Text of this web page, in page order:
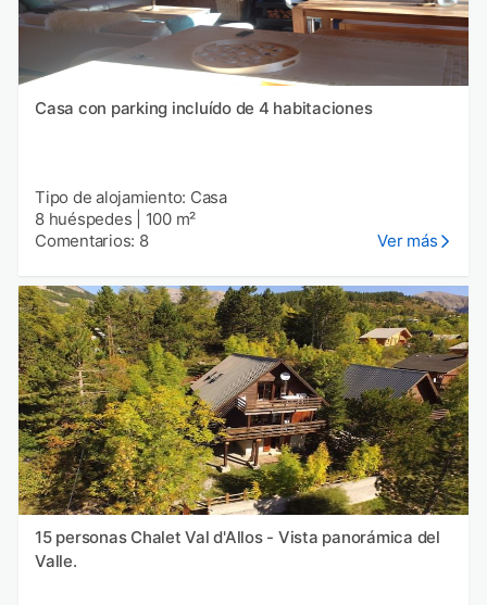
Casa con parking incluído de 4 habitaciones
Tipo de alojamiento: Casa
8 huéspedes
100 m²
Comentarios: 8
Ver más
15 personas Chalet Val d'Allos - Vista panorámica del
Valle.